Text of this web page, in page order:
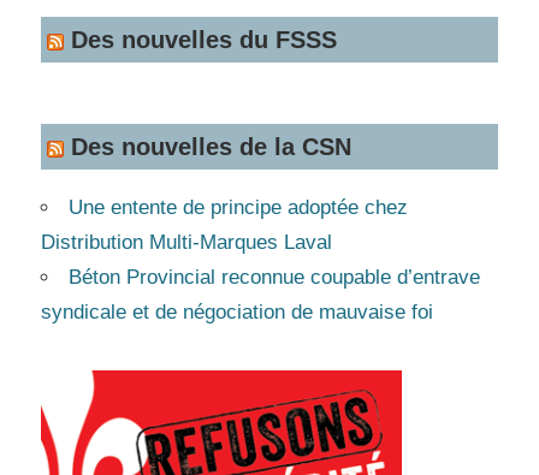
Des nouvelles du FSSS
Des nouvelles de la CSN
Une entente de principe adoptée chez
Distribution Multi-Marques Laval
Béton Provincial reconnue coupable d’entrave
syndicale et de négociation de mauvaise foi